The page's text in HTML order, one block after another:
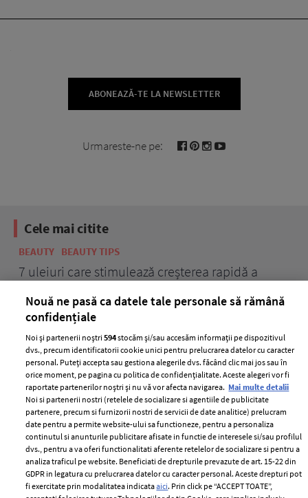
ABONEAZĂ-TE LA NEWSLETTER
Urmareste-ne pe:
Cele mai citite
BEAUTY BEAUTY TIPS
7 uleiuri care stimulează creșterea rapidă a
ELLE Style Awards
2024
Despre ELLE
Romania
Contact
Termeni si conditii
Politica de
confidențialitate
Politica de cookies
Nouă ne pasă ca datele tale personale să rămână
confidențiale
Noi și partenerii noștri594stocăm și/sau accesăm informații pe dispozitivul
dvs., precum identificatorii cookie unici pentru prelucrarea datelor cu caracter
personal. Puteți accepta sau gestiona alegerile dvs. făcând clic mai jos sau în
orice moment, pe pagina cu politica de confidențialitate. Aceste alegeri vor fi
raportate partenerilor noștri și nu vă vor afecta navigarea. Mai multe detalii
Noi si partenerii nostri (retelele de socializare si agentiile de publicitate
partenere, precum si furnizorii nostri de servicii de date analitice) prelucram
date pentru a permite website-ului sa functioneze, pentru a personaliza
continutul si anunturile publicitare afisate in functie de interesele si/sau profilul
dvs., pentru a va oferi functionalitati aferente retelelor de socializare si pentru a
analiza traficul pe website. Beneficiati de drepturile prevazute de art. 15-22 din
GDPR in legatura cu prelucrarea datelor cu caracter personal. Aceste drepturi pot
fi exercitate prin modalitatea indicataaici. Prin click pe “ACCEPT TOATE”,